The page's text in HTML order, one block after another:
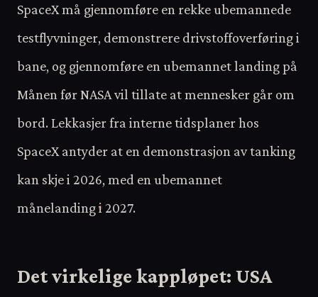
SpaceX må gjennomføre en rekke ubemannede
testflyvninger, demonstrere drivstoffoverføring i
bane, og gjennomføre en ubemannet landing på
Månen før NASA vil tillate at mennesker går om
bord. Lekkasjer fra interne tidsplaner hos
SpaceX antyder at en demonstrasjon av tanking
kan skje i 2026, med en ubemannet
månelanding i 2027.
Det virkelige kappløpet: USA